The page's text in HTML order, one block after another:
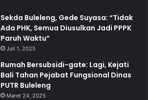
Sekda Buleleng, Gede Suyasa: “Tidak
Ada PHK, Semua Diusulkan Jadi PPPK
Paruh Waktu”
Juli 1, 2025
Rumah Bersubsidi-gate: Lagi, Kejati
Bali Tahan Pejabat Fungsional Dinas
PUTR Buleleng
Maret 24, 2025